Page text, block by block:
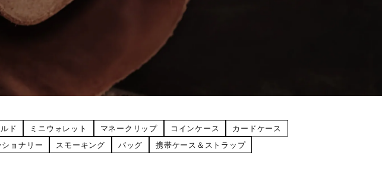
ド ミニウォレット マネークリップ コインケース
カードケース
ショナリー スモーキング バッグ 携帯ケース＆ストラップ